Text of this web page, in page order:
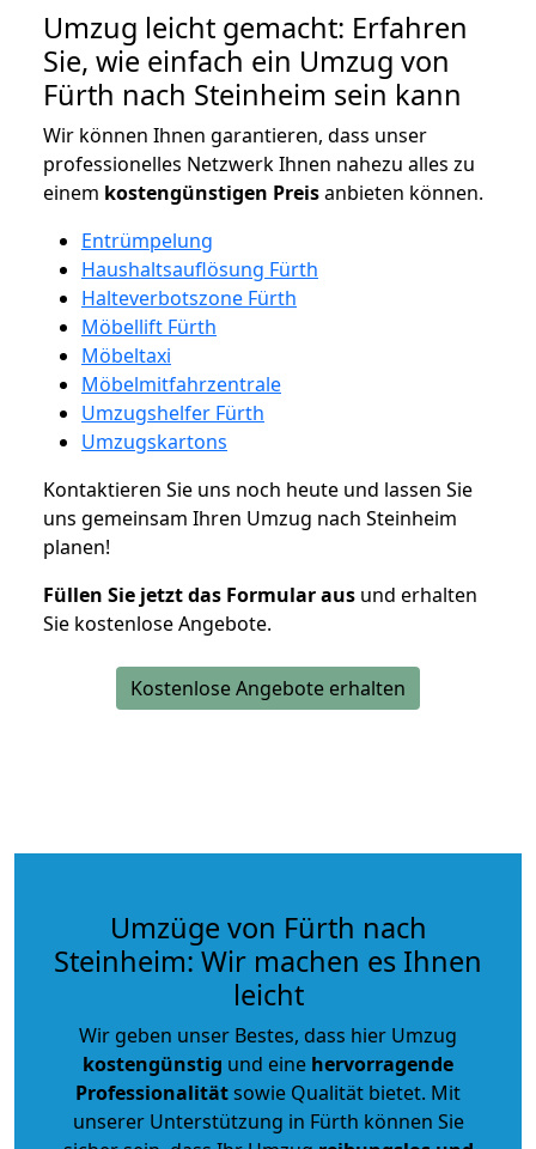
Umzug leicht gemacht: Erfahren
Sie, wie einfach ein Umzug von
Fürth nach Steinheim sein kann
Wir können Ihnen garantieren, dass unser
professionelles Netzwerk Ihnen nahezu alles zu
einem kostengünstigen Preisanbieten können.
Entrümpelung
Haushaltsauflösung Fürth
Halteverbotszone Fürth
Möbellift Fürth
Möbeltaxi
Möbelmitfahrzentrale
Umzugshelfer Fürth
Umzugskartons
Kontaktieren Sie uns noch heute und lassen Sie
uns gemeinsam Ihren Umzug nach Steinheim
planen!
Füllen Sie jetzt das Formular aus und erhalten
Sie kostenlose Angebote.
Kostenlose Angebote erhalten
Umzüge von Fürth nach
Steinheim: Wir machen es Ihnen
leicht
Wir geben unser Bestes, dass hier Umzug
kostengünstig und eine hervorragende
Professionalitätsowie Qualität bietet. Mit
unserer Unterstützung in Fürth können Sie